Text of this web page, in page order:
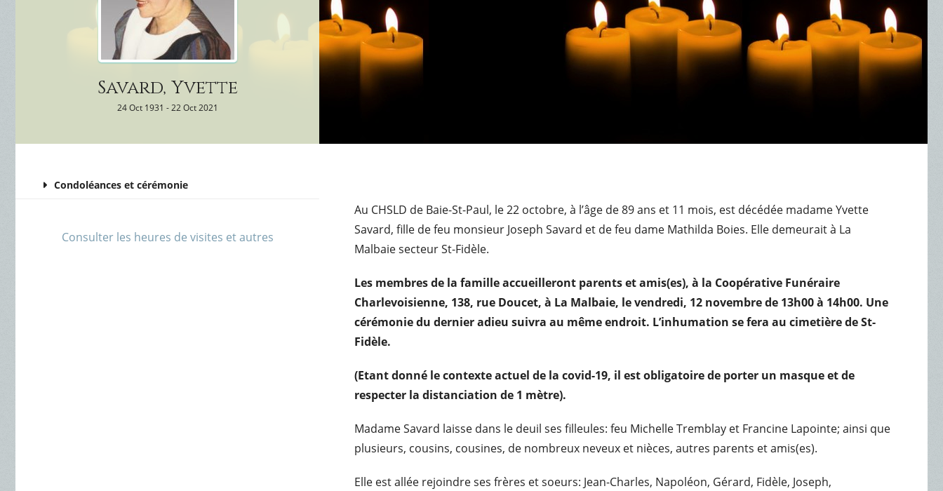
Savard, Yvette
24 Oct 1931 - 22 Oct 2021
Condoléances et cérémonie
Consulter les heures de visites et autres
Au CHSLD de Baie-St-Paul, le 22 octobre, à l’âge de 89 ans et 11 mois, est décédée madame Yvette
Savard, fille de feu monsieur Joseph Savard et de feu dame Mathilda Boies. Elle demeurait à La
Malbaie secteur St-Fidèle.
Les membres de la famille accueilleront parents et amis(es), à la Coopérative Funéraire
Charlevoisienne, 138, rue Doucet, à La Malbaie, le vendredi, 12 novembre de 13h00 à 14h00. Une
cérémonie du dernier adieu suivra au même endroit. L’inhumation se fera au cimetière de St-
Fidèle.
(Etant donné le contexte actuel de la covid-19, il est obligatoire de porter un masque et de
respecter la distanciation de 1 mètre).
Madame Savard laisse dans le deuil ses filleules: feu Michelle Tremblay et Francine Lapointe; ainsi que
plusieurs, cousins, cousines, de nombreux neveux et nièces, autres parents et amis(es).
Elle est allée rejoindre ses frères et soeurs: Jean-Charles, Napoléon, Gérard, Fidèle, Joseph,